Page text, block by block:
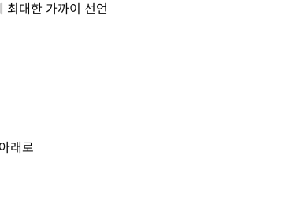
최대한 가까이 선언
래로